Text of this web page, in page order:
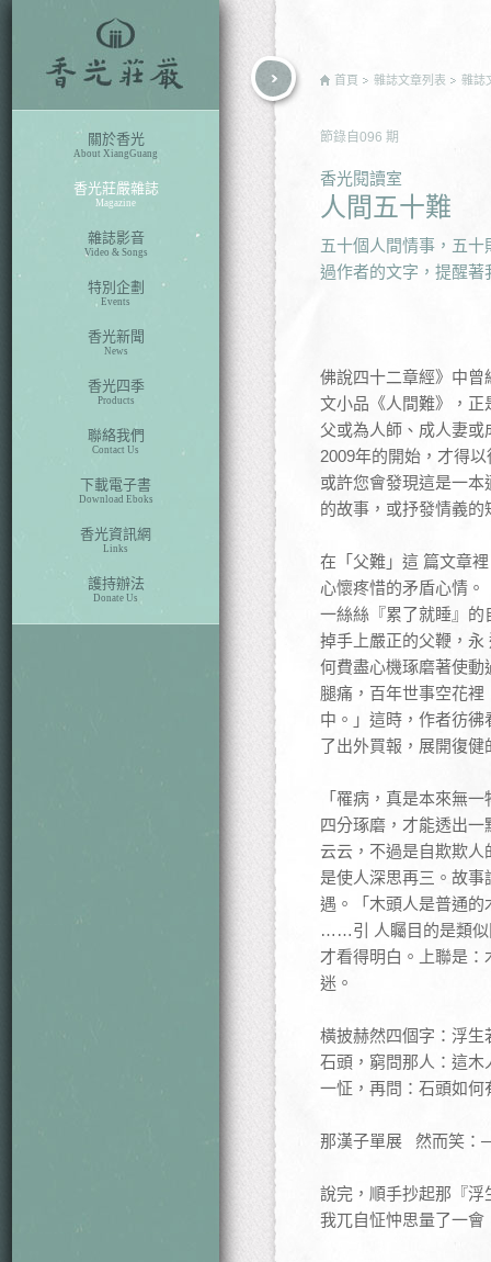
關於香光
About XiangGuang
香光莊嚴雜誌
Magazine
雜誌影音
Video & Songs
特別企劃
Events
香光新聞
News
香光四季
Products
聯絡我們
Contact Us
下載電子書
Download Eboks
香光資訊網
Links
護持辦法
Donate Us
首頁 雜誌文章列表 雜誌
節錄自 096 期
香光閱讀室
人間五十難
五十個人間情事，五
過作者的文字，提醒
佛說四十二章經》中
文小品《人間難》，
父或為人師、成人妻
2009年的開始，才得
或許您會發現這是一
的故事，或抒發情義
在「父難」這 篇文章
心懷疼惜的矛盾心情
一絲絲『累了就睡』
掉手上嚴正的父鞭，
何費盡心機琢磨著使
腿痛，百年世事空花
中。」這時，作者彷
了出外買報，展開復健
「罹病，真是本來無
四分琢磨，才能透出
云云，不過是自欺欺
是使人深思再三。故
遇。「木頭人是普通
……引 人矚目的是類似
才看得明白。上聯是
迷。
橫披赫然四個字：浮
石頭，窮問那人：這
一怔，再問：石頭如何
那漢子單展 然而笑：
說完，順手抄起那『
我兀自怔忡思量了一